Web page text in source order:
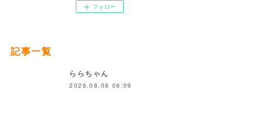
フォロー
記事一覧
ららちゃん
2026.08.06 06:09